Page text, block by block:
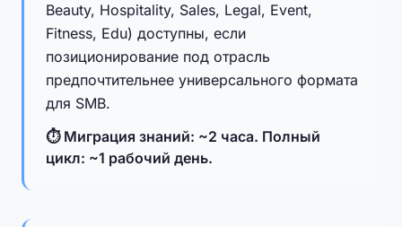
Beauty, Hospitality, Sales, Legal, Event,
Fitness, Edu) доступны, если
позиционирование под отрасль
предпочтительнее универсального формата
для SMB.
⏱ Миграция знаний: ~2 часа. Полный
цикл: ~1 рабочий день.